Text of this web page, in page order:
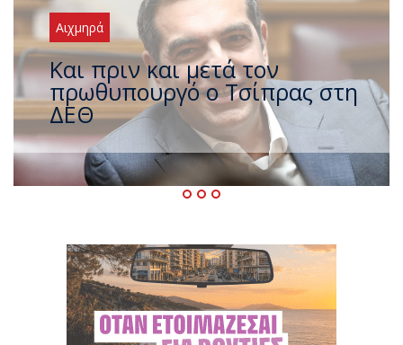
Αιχμηρά
Έρχεται νέο ισχυρό κύμα
ζέστης με 40 βαθμούς Κελσίου
– Ο καιρός έως τον
Δεκαπενταύγουστο